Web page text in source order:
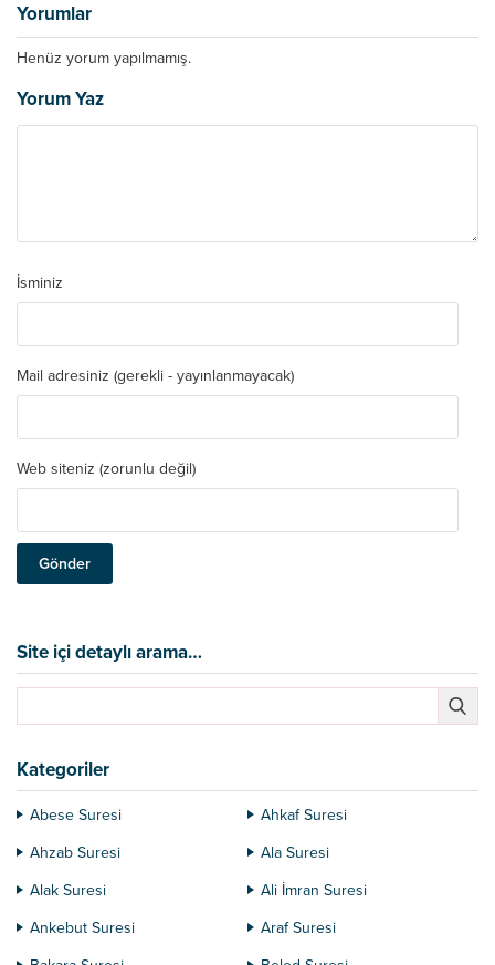
Yorumlar
Henüz yorum yapılmamış.
Yorum Yaz
İsminiz
Mail adresiniz (gerekli - yayınlanmayacak)
Web siteniz (zorunlu değil)
Site içi detaylı arama…
Kategoriler
Abese Suresi
Ahkaf Suresi
Ahzab Suresi
Ala Suresi
Alak Suresi
Ali İmran Suresi
Ankebut Suresi
Araf Suresi